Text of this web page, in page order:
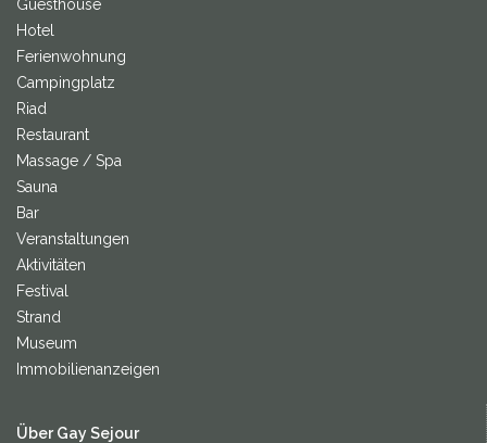
Guesthouse
Hotel
Ferienwohnung
Campingplatz
Riad
Restaurant
Massage / Spa
Sauna
Bar
Veranstaltungen
Aktivitäten
Festival
Strand
Museum
Immobilienanzeigen
Über Gay Sejour